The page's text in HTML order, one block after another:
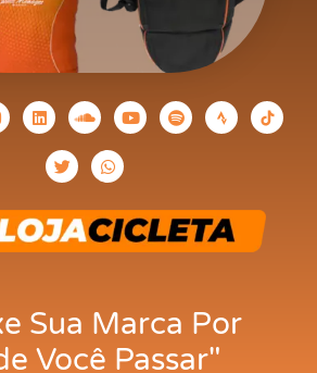
Sua Marca Por
Você Passar"